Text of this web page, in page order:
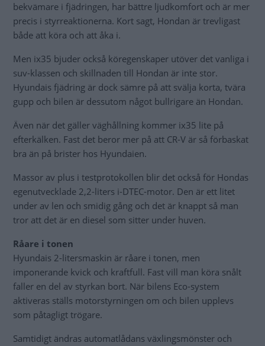
bekvämare i fjädringen, har bättre ljudkomfort och är mer
precis i styrreaktionerna. Kort sagt, Hondan är trevligast
både att köra och att åka i.
Men ix35 bjuder också köregenskaper utöver det vanliga i
suv-klassen och skillnaden till Hondan är inte stor.
Hyundais fjädring är dock sämre på att svälja korta, tvära
gupp och bilen är dessutom något bullrigare än Hondan.
Även när det gäller väghållning kommer ix35 lite på
efterkälken. Fast det beror mer på att CR-V är så förbaskat
bra än på brister hos Hyundaien.
Massor av plus i testprotokollen blir det också för Hondas
egenutvecklade 2,2-liters i-DTEC-motor. Den är ett litet
under av len och smidig gång och det är knappt så man
tror att det är en diesel som sitter under huven.
Råare i tonen
Hyundais 2-litersmaskin är råare i tonen, men
imponerande kvick och kraftfull. Fast vill man köra snålt
faller en del av styrkan bort. När bilens Eco-system
aktiveras ställs motorstyrningen om och bilen upplevs
som påtagligt trögare.
Samtidigt ändras automatlådans växlingsmönster och